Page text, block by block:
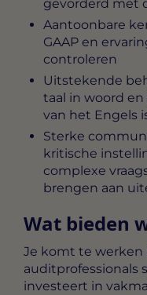
gevorderd met
Aantoonbare
GAAP en
controleren
Uitstekende
taal in woord
van het Engels
Sterke
kritische
complexe
brengen aan
Wat bieden
Je komt te werken
auditprofessionals
investeert in